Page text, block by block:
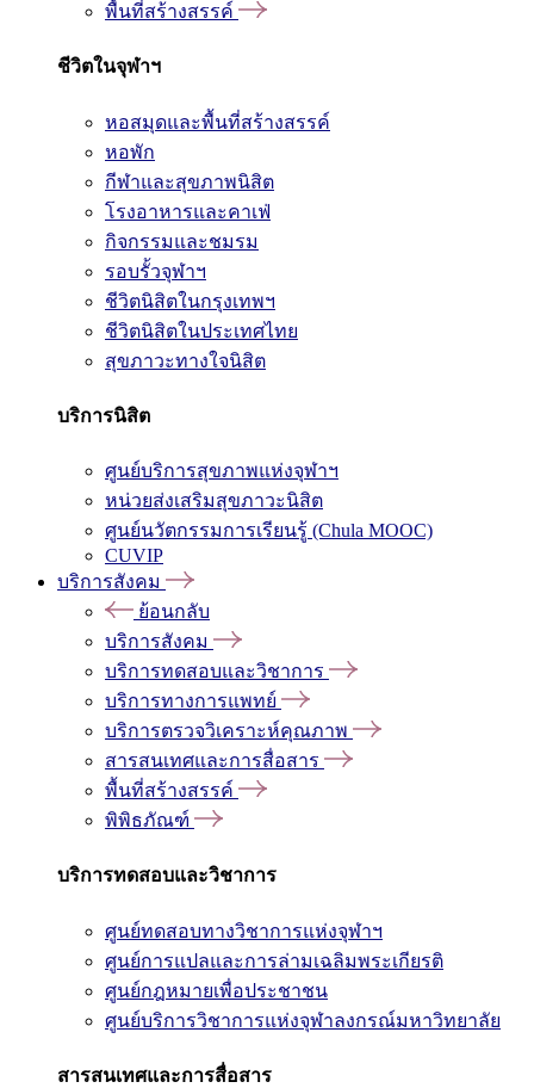
พื้นที่สร้างสรรค์
ชีวิตในจุฬาฯ
หอสมุดและพื้นที่สร้างสรรค์
หอพัก
กีฬาและสุขภาพนิสิต
โรงอาหารและคาเฟ่
กิจกรรมและชมรม
รอบรั้วจุฬาฯ
ชีวิตนิสิตในกรุงเทพฯ
ชีวิตนิสิตในประเทศไทย
สุขภาวะทางใจนิสิต
บริการนิสิต
ศูนย์บริการสุขภาพแห่งจุฬาฯ
หน่วยส่งเสริมสุขภาวะนิสิต
ศูนย์นวัตกรรมการเรียนรู้ (Chula MOOC)
CUVIP
บริการสังคม
ย้อนกลับ
บริการสังคม
บริการทดสอบและวิชาการ
บริการทางการแพทย์
บริการตรวจวิเคราะห์คุณภาพ
สารสนเทศและการสื่อสาร
พื้นที่สร้างสรรค์
พิพิธภัณฑ์
บริการทดสอบและวิชาการ
ศูนย์ทดสอบทางวิชาการแห่งจุฬาฯ
ศูนย์การแปลและการล่ามเฉลิมพระเกียรติ
ศูนย์กฎหมายเพื่อประชาชน
ศูนย์บริการวิชาการแห่งจุฬาลงกรณ์มหาวิทยาลัย
สารสนเทศและการสื่อสาร